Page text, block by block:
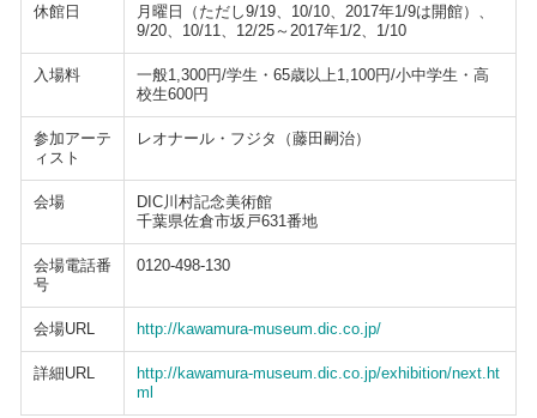
休館日
月曜日（ただし9/19、10/10、2017年1/9は開館）、
9/20、10/11、12/25～2017年1/2、1/10
入場料
一般1,300円/学生・65歳以上1,100円/小中学生・高
校生600円
参加アーテ
ィスト
レオナール・フジタ（藤田嗣治）
会場
DIC川村記念美術館
千葉県佐倉市坂戸631番地
会場電話番
号
0120-498-130
会場URL http://kawamura-museum.dic.co.jp/
詳細URL
http://kawamura-museum.dic.co.jp/exhibition/next.ht
ml